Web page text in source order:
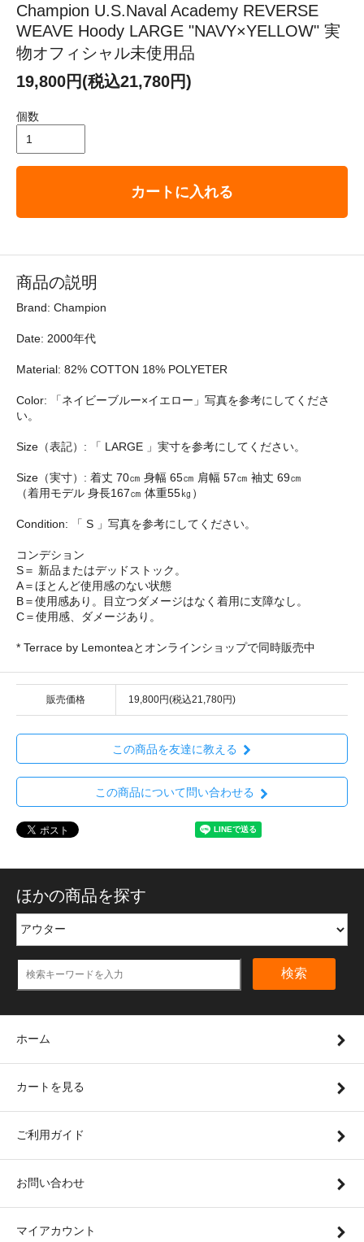
Champion U.S.Naval Academy REVERSE
WEAVE Hoody LARGE "NAVY×YELLOW" 実
物オフィシャル未使用品
19,800円(税込21,780円)
個数
カートに入れる
商品の説明
Brand: Champion
Date: 2000年代
Material: 82% COTTON 18% POLYETER
Color: 「ネイビーブルー×イエロー」写真を参考にしてくださ
い。
Size（表記）: 「 LARGE 」実寸を参考にしてください。
Size（実寸）: 着丈 70㎝ 身幅 65㎝ 肩幅 57㎝ 袖丈 69㎝
（着用モデル 身長167㎝ 体重55㎏）
Condition: 「 S 」写真を参考にしてください。
コンデション
S＝ 新品またはデッドストック。
A＝ほとんど使用感のない状態
B＝使用感あり。目立つダメージはなく着用に支障なし。
C＝使用感、ダメージあり。
* Terrace by Lemonteaとオンラインショップで同時販売中
販売価格 19,800円(税込21,780円)
この商品を友達に教える
この商品について問い合わせる
ほかの商品を探す
検索
ホーム
カートを見る
ご利用ガイド
お問い合わせ
マイアカウント